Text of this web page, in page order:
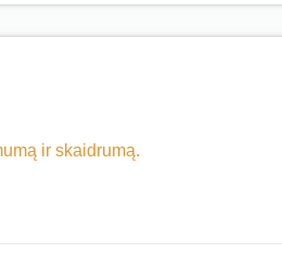
ir skaidrumą.